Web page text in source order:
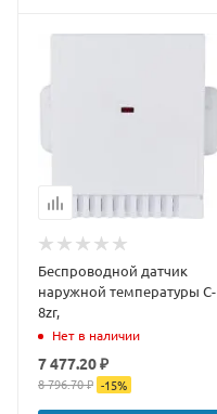
Беспроводной датчик
наружной температуры C-
8zr,
Нет в наличии
7 477.20 ₽
8 796.70 ₽ -15%